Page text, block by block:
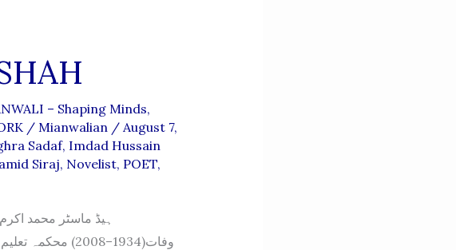
– Shaping Minds,
/ Mianwalian / August 7,
Sadaf, Imdad Hussain
Siraj, Novelist, POET,